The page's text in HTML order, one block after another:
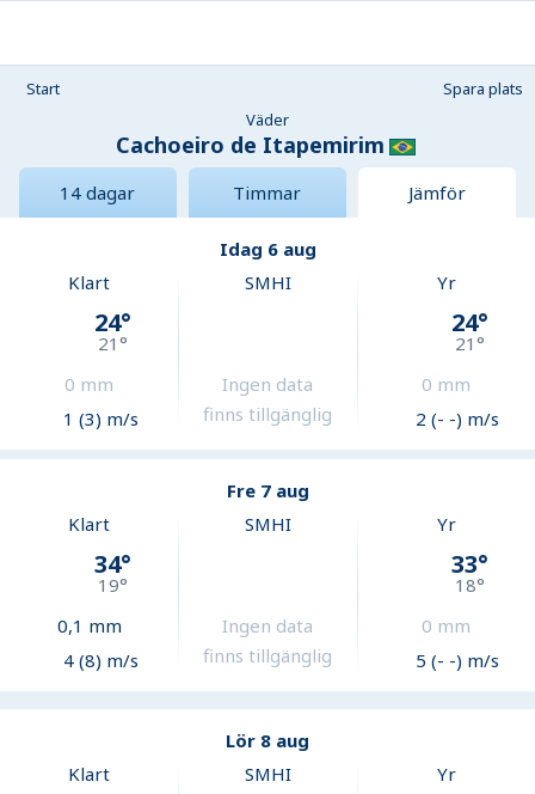
Start
Spara plats
Väder
Cachoeiro de Itapemirim
14 dagar Timmar Jämför
Idag 6 aug
Klart
24°
21°
0 mm
1 (3) m/s
SMHI
Ingen data
finns tillgänglig
Yr
24°
21°
0 mm
2 (- -) m/s
Fre 7 aug
Klart
34°
19°
0,1 mm
4 (8) m/s
SMHI
Ingen data
finns tillgänglig
Yr
33°
18°
0 mm
5 (- -) m/s
Lör 8 aug
Klart
SMHI Yr